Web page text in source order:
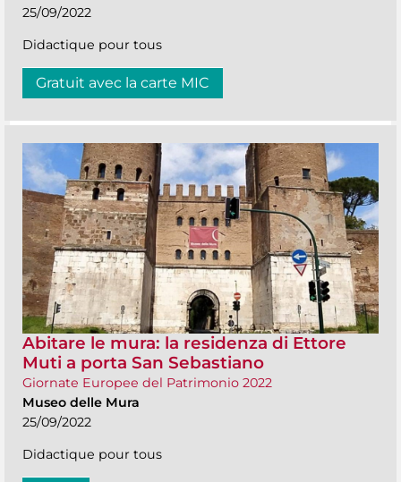
25/09/2022
Didactique pour tous
Gratuit avec la carte MIC
Abitare le mura: la residenza di Ettore
Muti a porta San Sebastiano
Giornate Europee del Patrimonio 2022
Museo delle Mura
25/09/2022
Didactique pour tous